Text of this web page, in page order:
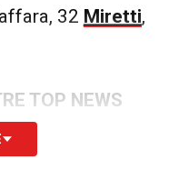
32 Miretti,
TOP NEWS